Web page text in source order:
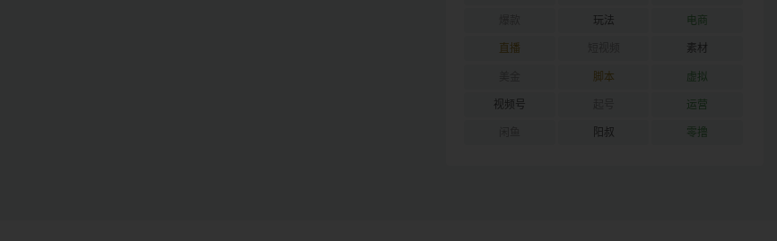
玩法 电商
直播 素材
脚本 虚拟
视频号 运营
阳叔 零撸